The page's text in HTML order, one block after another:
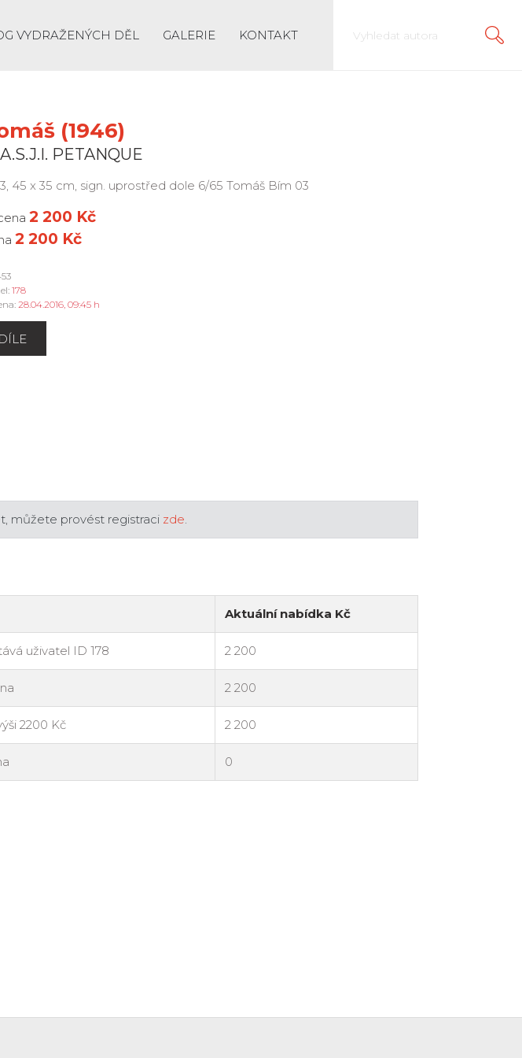
VYDRAŽENÝCH DĚL GALERIE KONTAKT
(1946)
PETANQUE
45 x 35 cm, sign. uprostřed dole 6/65 Tomáš Bím 03
2 200 Kč
2 200 Kč
178
28.04.2016, 09:45 h
můžete provést registraci zde